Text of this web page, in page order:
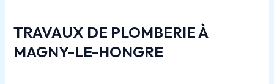
TRAVAUX DE PLOMBERIE À
MAGNY-LE-HONGRE